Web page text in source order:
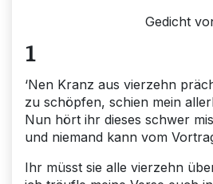
Gedicht
1
‘Nen Kranz aus vierzehn
zu schöpfen, schien mein
Nun hört ihr dieses schwer
und niemand kann vom
Ihr müsst sie alle vierzehn